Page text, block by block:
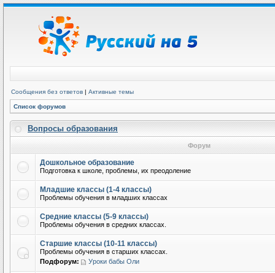
Сообщения без ответов | Активные темы
Список форумов
Вопросы образования
Форум
Дошкольное образование
Подготовка к школе, проблемы, их преодоление
Младшие классы (1-4 классы)
Проблемы обучения в младших классах
Средние классы (5-9 классы)
Проблемы обучения в средних классах.
Старшие классы (10-11 классы)
Проблемы обучения в старших классах.
Подфорум:
Уроки бабы Оли